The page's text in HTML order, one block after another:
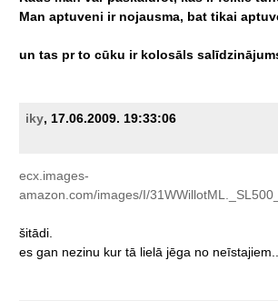
Man aptuveni ir nojausma, bat tikai
un tas pr to cūku ir kolosāls
iky, 17.06.2009. 19:33:06
ecx.images-
amazon.com/images/I/
šitādi.
es gan nezinu kur tā lielā jēga no neīstajiem..